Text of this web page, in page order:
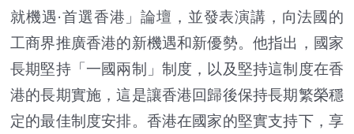
就機遇·首選香港」論壇，並發表演講，向法國的
工商界推廣香港的新機遇和新優勢。他指出，國家
長期堅持「一國兩制」制度，以及堅持這制度在香
港的長期實施，這是讓香港回歸後保持長期繁榮穩
定的最佳制度安排。香港在國家的堅實支持下，享